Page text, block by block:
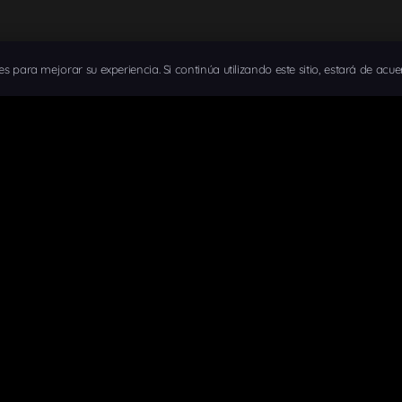
para mejorar su experiencia. Si continúa utilizando este sitio, estará de